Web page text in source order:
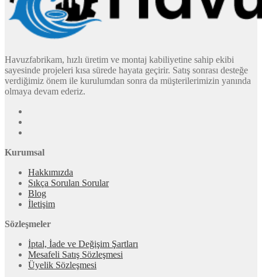
Havuzfabrikam, hızlı üretim ve montaj kabiliyetine sahip ekibi
sayesinde projeleri kısa sürede hayata geçirir. Satış sonrası desteğe
verdiğimiz önem ile kurulumdan sonra da müşterilerimizin yanında
olmaya devam ederiz.
Kurumsal
Hakkımızda
Sıkça Sorulan Sorular
Blog
İletişim
Sözleşmeler
İptal, İade ve Değişim Şartları
Mesafeli Satış Sözleşmesi
Üyelik Sözleşmesi